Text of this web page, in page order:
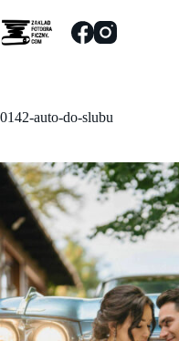
do
treści
0142-auto-do-slubu